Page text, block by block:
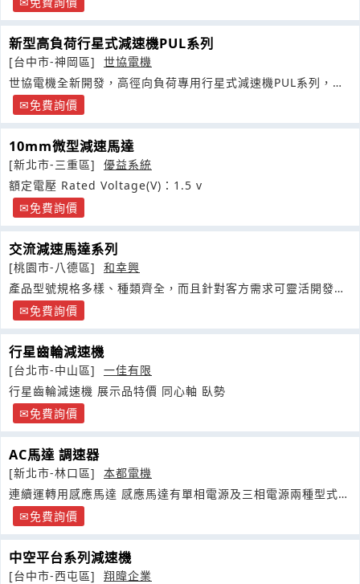
新型高負荷行星式減速機PUL系列
[台中市-神岡區]
世協電機
世協電機全新開發，高徑向負荷專用行星式減速機PUL系列，可
與各品牌伺服馬達
免費詢價
10mm微型減速馬達
[新北市-三重區]
優益系統
額定電壓 Rated Voltage(V)：1.5 v
免費詢價
交流減速馬達系列
[桃園市-八德區]
和幸興
產品型號規格多樣、種類齊全，而且針對客方需求可靈活開發新
產品。免費詢價
行星齒輪減速機
[台北市-中山區]
一佳有限
行星齒輪減速機 展示品特價 同心軸 臥勢
免費詢價
AC馬達 調速器
[新北市-林口區]
本都電機
連續運轉用感應馬達 感應馬達有單相電源及三相電源兩種型式。
接線方式有導線型和端子箱型兩種
免費詢價
中空平台系列減速機
[台中市-西屯區]
翔暐企業